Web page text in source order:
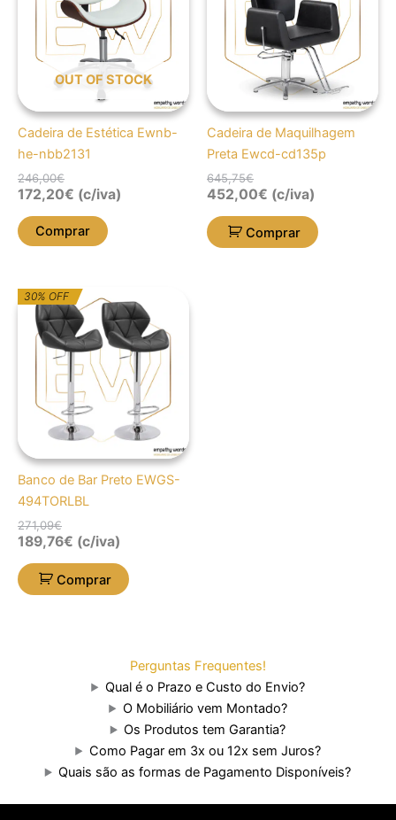
OUT OF STOCK
Cadeira de Estética Ewnb-
he-nbb2131
246,00€
246,00€.
172,20€.
172,20€ (c/iva)
Comprar
Cadeira de Maquilhagem
Preta Ewcd-cd135p
645,75€
645,75€.
452,00€.
452,00€ (c/iva)
Comprar
30% OFF
Banco de Bar Preto EWGS-
494TORLBL
271,09€
O
preço
original
era:
271,09€.
O
preço
atual
é:
189,76€.
189,76€ (c/iva)
Comprar
Perguntas Frequentes!
Qual é o Prazo e Custo do Envio?
O Mobiliário vem Montado?
Os Produtos tem Garantia?
Como Pagar em 3x ou 12x sem Juros?
Quais são as formas de Pagamento Disponíveis?